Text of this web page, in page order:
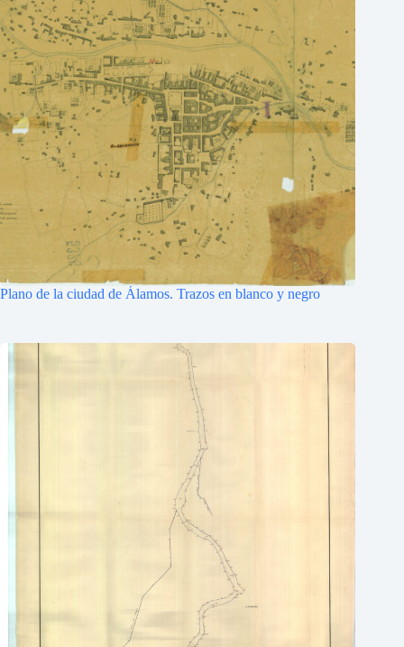
Plano de la ciudad de Álamos. Trazos en blanco y negro